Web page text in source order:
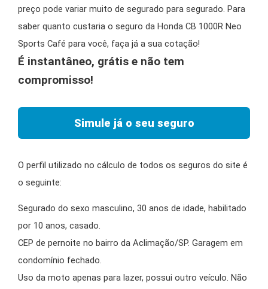
preço pode variar muito de segurado para segurado. Para
saber quanto custaria o seguro da Honda CB 1000R Neo
Sports Café para você, faça já a sua cotação!
É instantâneo, grátis e não tem
compromisso!
Simule já o seu seguro
O perfil utilizado no cálculo de todos os seguros do site é
o seguinte:
Segurado do sexo masculino, 30 anos de idade, habilitado
por 10 anos, casado.
CEP de pernoite no bairro da Aclimação/SP. Garagem em
condomínio fechado.
Uso da moto apenas para lazer, possui outro veículo. Não